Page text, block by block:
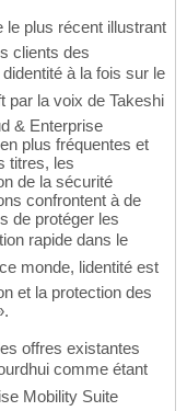
le plus récent illustrant
clients des
à la fois sur le
par la voix de Takeshi
& Enterprise
plus fréquentes et
titres, les
de la sécurité
confrontent à de
de protéger les
rapide dans le
monde, lidentité est
et la protection des
offres existantes
comme étant
Mobility Suite